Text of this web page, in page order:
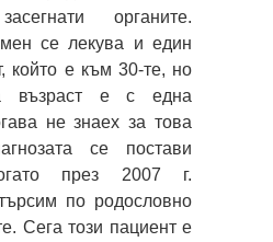
органите.
се лекува и един
който е към 30-те, но
възраст е с една
не знаех за това
се постави
през 2007 г.
по родословно
Сега този пациент е